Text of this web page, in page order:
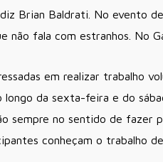
Brian Baldrati. No evento
não fala com estranhos. No
em realizar trabalho
longo da sexta-feira e do
sempre no sentido de fazer
conheçam o trabalho